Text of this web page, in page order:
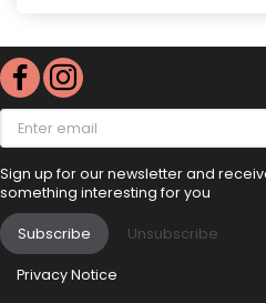
Enter
email
Sign up for our newsletter and
something interesting for you
Subscribe Unsubscribe
Privacy Notice